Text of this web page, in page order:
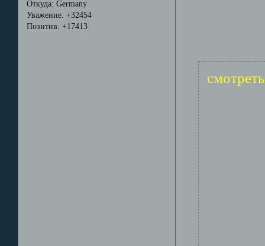
Откуда: Germany
Уважение: +32454
Позитив: +17413